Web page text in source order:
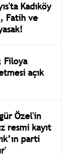
Kadıköy
Fatih ve
Filoya
açık
Özel'in
resmi kayıt
parti